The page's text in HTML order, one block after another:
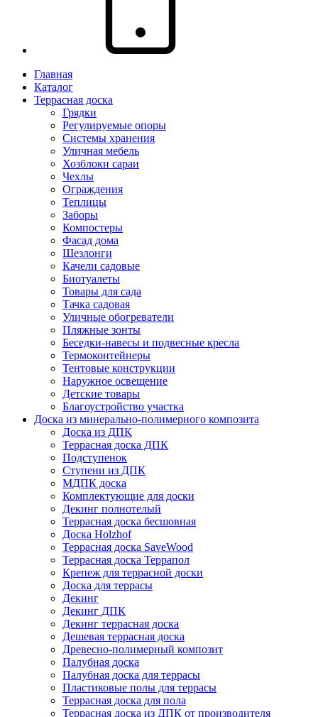
Главная
Каталог
Террасная доска
Грядки
Регулируемые опоры
Системы хранения
Уличная мебель
Хозблоки сараи
Чехлы
Ограждения
Теплицы
Заборы
Компостеры
Фасад дома
Шезлонги
Качели садовые
Биотуалеты
Товары для сада
Тачка садовая
Уличные обогреватели
Пляжные зонты
Беседки-навесы и подвесные кресла
Термоконтейнеры
Тентовые конструкции
Наружное освещение
Детские товары
Благоустройство участка
Доска из минерально-полимерного композита
Доска из ДПК
Террасная доска ДПК
Подступенок
Ступени из ДПК
МДПК доска
Комплектующие для доски
Декинг полнотелый
Террасная доска бесшовная
Доска Holzhof
Террасная доска SaveWood
Террасная доска Террапол
Крепеж для террасной доски
Доска для террасы
Декинг
Декинг ДПК
Декинг террасная доска
Дешевая террасная доска
Древесно-полимерный композит
Палубная доска
Палубная доска для террасы
Пластиковые полы для террасы
Террасная доска для пола
Террасная доска из ДПК от производителя